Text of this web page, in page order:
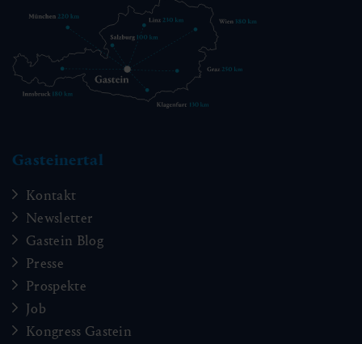
Gasteinertal
Kontakt
Newsletter
Gastein Blog
Presse
Prospekte
Job
Kongress Gastein